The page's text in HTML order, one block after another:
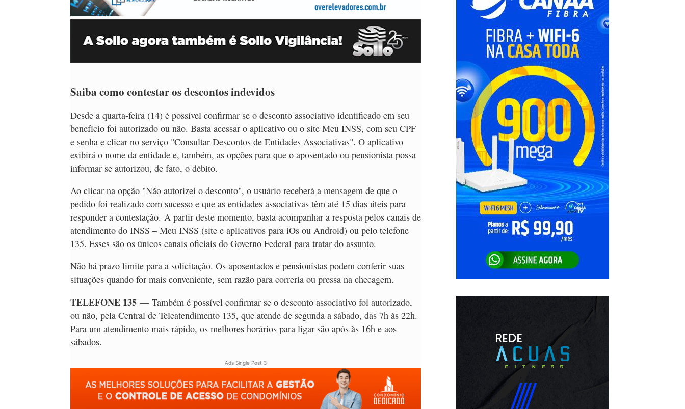
Saiba como contestar os descontos indevidos
Desde a quarta-feira (14) é possível confirmar se o desconto associativo identificado em seu
benefício foi autorizado ou não. Basta acessar o aplicativo ou o site Meu INSS, com seu CPF
e senha e clicar no serviço "Consultar Descontos de Entidades Associativas". O aplicativo
exibirá o nome da entidade e, também, as opções para que o aposentado ou pensionista possa
informar se autorizou, de fato, o débito.
Ao clicar na opção "Não autorizei o desconto", o usuário receberá a mensagem de que o
pedido foi realizado com sucesso e que as entidades associativas têm até 15 dias úteis para
responder a contestação. A partir deste momento, basta acompanhar a resposta pelos canais de
atendimento do INSS – Meu INSS (site e aplicativos para iOs ou Android) ou pelo telefone
135. Esses são os únicos canais oficiais do Governo Federal para tratar do assunto.
Não há prazo limite para a solicitação. Os aposentados e pensionistas podem conferir suas
situações quando for mais conveniente, sem razão para correria ou pressa na checagem.
TELEFONE 135 — Também é possível confirmar se o desconto associativo foi autorizado,
ou não, pela Central de Teleatendimento 135, que atende de segunda a sábado, das 7h às 22h.
Para um atendimento mais rápido, os melhores horários para ligar são após às 16h e aos
sábados.
Ads Single Post 3